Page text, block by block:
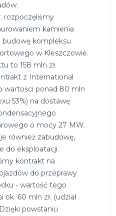
rozpoczęliśmy
kamienia
kompleksu
w Kleszczowie.
to 158 mln zł.
z International
wartości ponad 80 mln
53%) na dostawę
o mocy 27 MW.
również zabudowę,
do eksploatacji.
kontrakt na
do przeprawy
- wartość tego
60 mln zł. (udział
powstaniu